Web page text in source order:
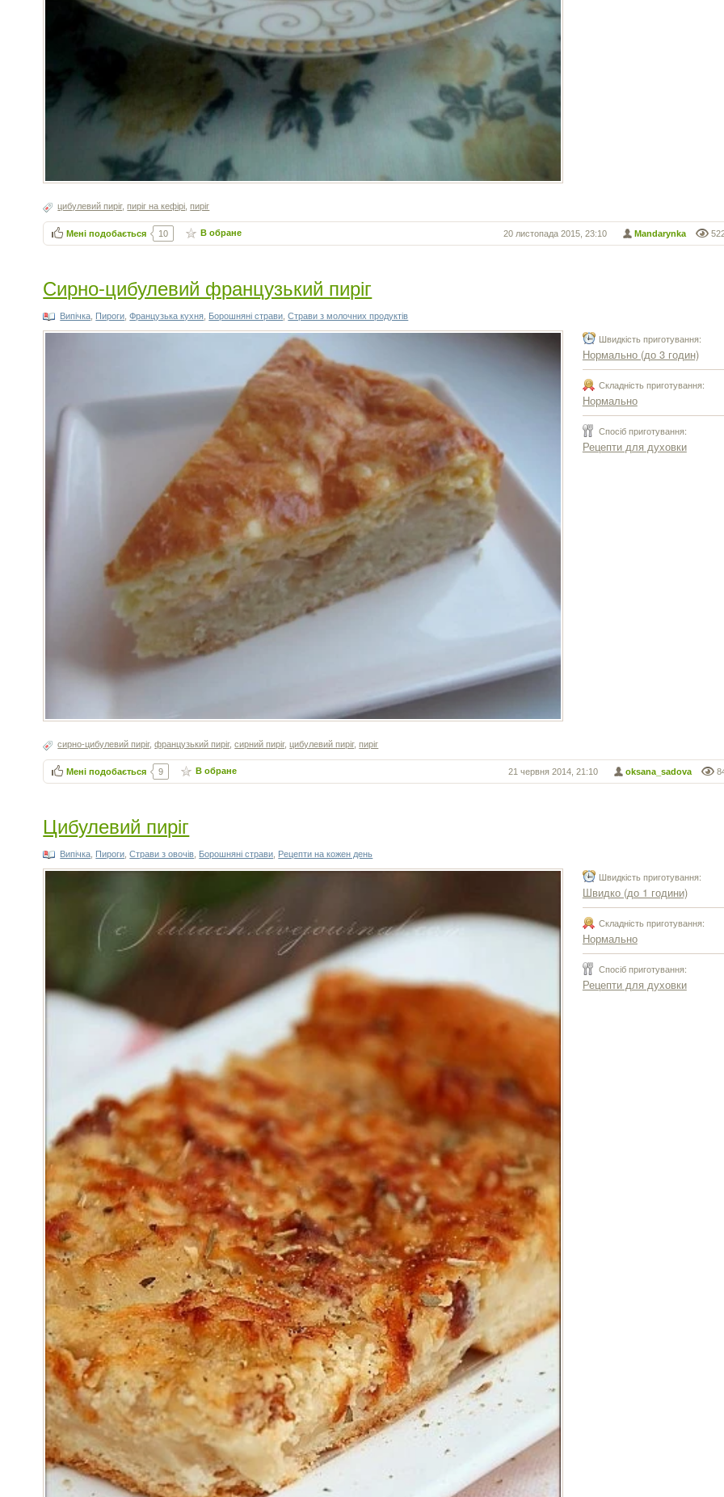
цибулевий пиріг,пиріг на кефірі ,пиріг
Mandarynka
20 листопада 2015, 23:10
Мені подобається 10 В обране
Сирно-цибулевий французький пиріг
Випічка Пироги ,Французька кухня Борошняні страви ,Страви з молочних продуктів
Швидкість приготування:
Нормально (до 3 годин)
Складність приготування:
Нормально
Спосіб приготування:
Рецепти для духовки
сирно-цибулевий пиріг,французький пиріг,сирний пиріг,цибулевий пиріг,пиріг
oksana_sadova
21 червня 2014, 21:10
Мені подобається 9 В обране
Цибулевий пиріг
Випічка Пироги ,Страви з овочів Борошняні страви Рецепти на кожен день
Швидкість приготування:
Швидко (до 1 години)
Складність приготування:
Нормально
Спосіб приготування:
Рецепти для духовки